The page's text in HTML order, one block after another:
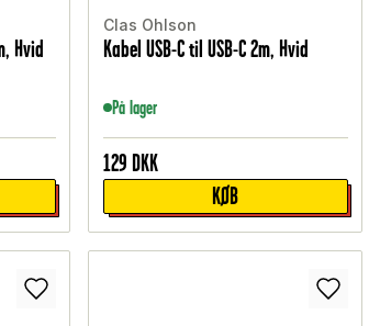
Hvid
Clas Ohlson
Kabel USB-C til USB-C 2m, Hvid
På lager
129 DKK
KØB